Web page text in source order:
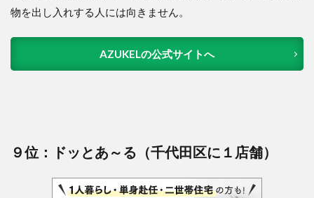
物を出し入れする人には向きません。
AZUKELの公式サイトへ
９位：ドッとあ～る（千代田区に１店舗）